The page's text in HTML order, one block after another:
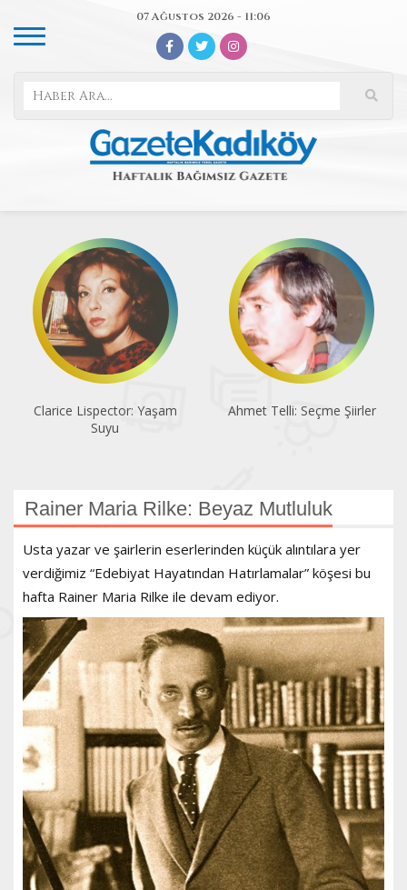
07 Ağustos 2026 - 11:06
Ahmet Telli: Seçme Şiirler
Cervantes: Köşecik ile
Rainer Maria Rilke: Beyaz Mutluluk
Usta yazar ve şairlerin eserlerinden küçük alıntılara yer
verdiğimiz “Edebiyat Hayatından Hatırlamalar” köşesi bu
hafta Rainer Maria Rilke ile devam ediyor.